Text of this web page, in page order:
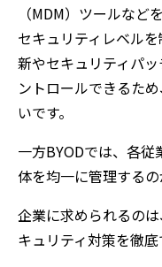
（MDM）ツールな
セキュリティレベル
新やセキュリティパ
ントロールできるた
いです。
一方BYODでは、各
体を均一に管理するの
企業に求められるの
キュリティ対策を徹底